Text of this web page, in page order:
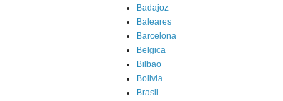
Badajoz
Baleares
Barcelona
Belgica
Bilbao
Bolivia
Brasil